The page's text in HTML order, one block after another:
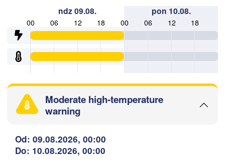
ndz 09.08.
00 06 12 18
pon 10.08.
00 06 12 18
Moderate high-temperature
warning
Od: 09.08.2026, 00:00
Do: 10.08.2026, 00:00
Köln
Bruxelles
- Brussel
Frankfurt am Main
Reims
Rouen
BELGIA
Paris Stuttgart
Orléans
Dijon
Ostrzeżenia - Aingoulaincourt